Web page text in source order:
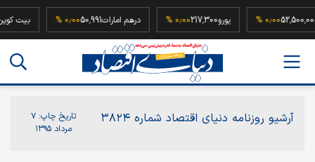
سکه52,500,000 یورو217,300 درهم امارات50,991
آرشیو روزنامه دنیای اقتصاد شماره ۳۸۲۴ تاریخ چاپ:۷
مرداد ۱۳۹۵